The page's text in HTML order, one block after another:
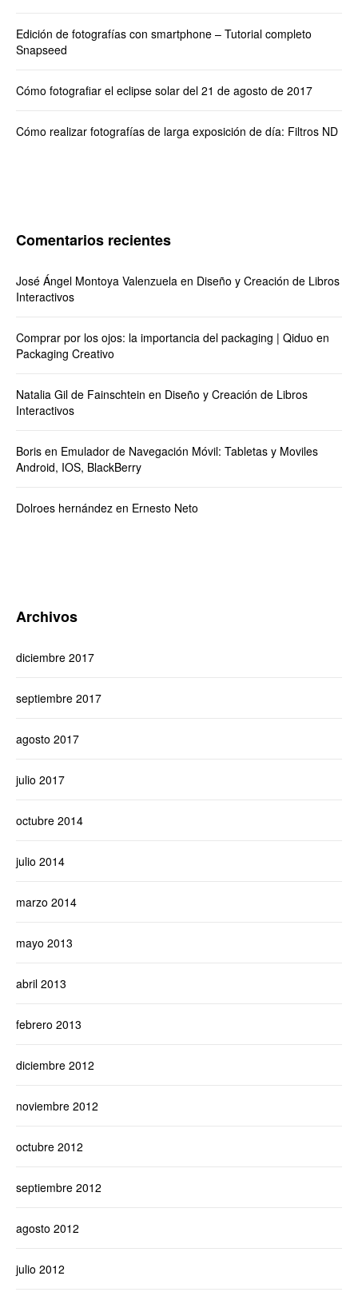
Edición de fotografías con smartphone – Tutorial completo
Snapseed
Cómo fotografiar el eclipse solar del 21 de agosto de 2017
Cómo realizar fotografías de larga exposición de día: Filtros ND
Comentarios recientes
José Ángel Montoya Valenzuela en Diseño y Creación de Libros
Interactivos
Comprar por los ojos: la importancia del packaging | Qiduo en
Packaging Creativo
Natalia Gil de Fainschtein en Diseño y Creación de Libros
Interactivos
Boris en Emulador de Navegación Móvil: Tabletas y Moviles
Android, IOS, BlackBerry
Dolroes hernández en Ernesto Neto
Archivos
diciembre 2017
septiembre 2017
agosto 2017
julio 2017
octubre 2014
julio 2014
marzo 2014
mayo 2013
abril 2013
febrero 2013
diciembre 2012
noviembre 2012
octubre 2012
septiembre 2012
agosto 2012
julio 2012